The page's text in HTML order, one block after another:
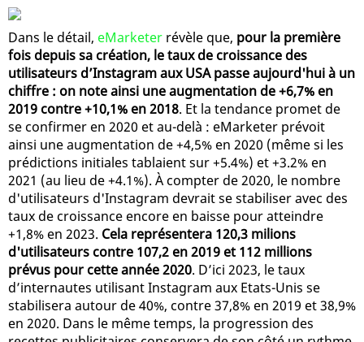
Dans le détail, eMarketer révèle que, pour la première
fois depuis sa création, le taux de croissance des
utilisateurs d’Instagram aux USA passe aujourd'hui à un
chiffre : on note ainsi une augmentation de +6,7% en
2019 contre +10,1% en 2018. Et la tendance promet de
se confirmer en 2020 et au-delà : eMarketer prévoit
ainsi une augmentation de +4,5% en 2020 (même si les
prédictions initiales tablaient sur +5.4%) et +3.2% en
2021 (au lieu de +4.1%). À compter de 2020, le nombre
d'utilisateurs d'Instagram devrait se stabiliser avec des
taux de croissance encore en baisse pour atteindre
+1,8% en 2023. Cela représentera 120,3 milions
d'utilisateurs contre 107,2 en 2019 et 112 millions
prévus pour cette année 2020. D’ici 2023, le taux
d’internautes utilisant Instagram aux Etats-Unis se
stabilisera autour de 40%, contre 37,8% en 2019 et 38,9%
en 2020. Dans le même temps, la progression des